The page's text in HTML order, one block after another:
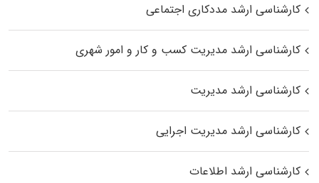
کارشناسی ارشد مددکاری اجتماعی
کارشناسی ارشد مدیریت کسب و کار و امور شهری
کارشناسی ارشد مدیریت
کارشناسی ارشد مدیریت اجرایی
کارشناسی ارشد اطلاعات